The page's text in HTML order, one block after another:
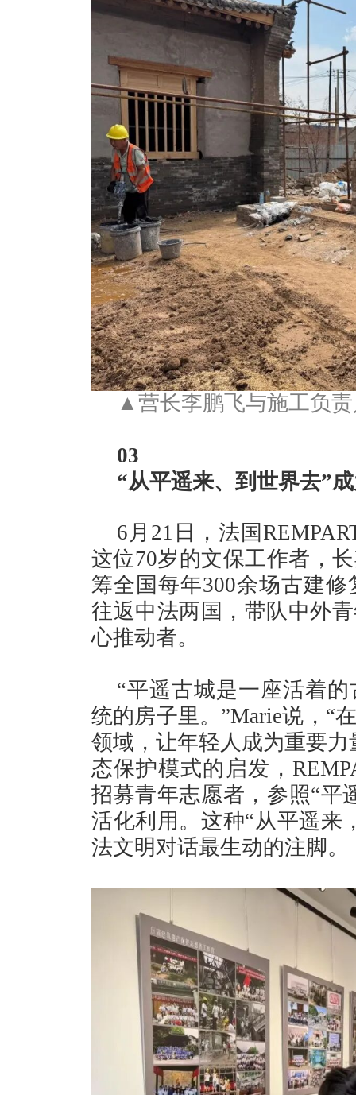
▲营长李鹏飞与施工负
03
“从平遥来、到世界去”
6月21日，法国
这位70岁的文保工作者，
筹全国每年300余场古建
往返中法两国，带队中外
心推动者。
“平遥古城是一座活着
统的房子里。”Marie说，“
领域，让年轻人成为重要
态保护模式的启发，
招募青年志愿者，参照“平
活化利用。这种“从平遥来
法文明对话最生动的注脚。